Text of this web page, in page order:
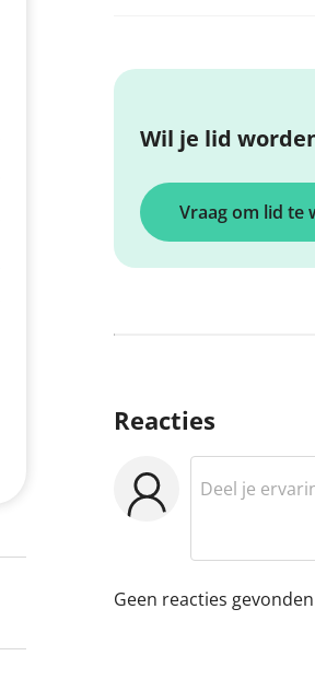
Wil je lid
Vraag om lid te
Reacties
Geen reacties